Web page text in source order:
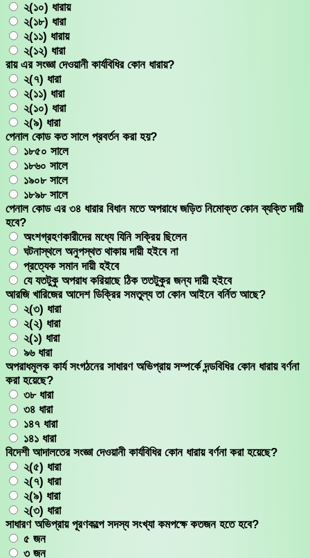
২(১০) ধারায়
২(১৮) ধারা
২(১১) ধারায়
২(১২) ধারা
রায় এর সংজ্ঞা দেওয়ানী কার্যবিধির কোন ধারায়?
২(৭) ধারা
২(১১) ধারা
২(১০) ধারা
২(৯) ধারা
পেনাল কোড কত সালে প্রবর্তন করা হয়?
১৮৫০ সালে
১৮৬০ সালে
১৯০৮ সালে
১৮৯৮ সালে
পেনাল কোড এর ৩৪ ধারার বিধান মতে অপরাধে জড়িত নিমোক্ত কোন ব্যক্তি দায়ী
হবে?
অংশগ্রহণকারীদের মধ্যে যিনি সক্রিয় ছিলেন
ঘটনাস্থলে অনুপস্থত থাকায় দায়ী হইবে না
প্রত্যেক সমান দায়ী হইবে
যে যতটুকু অপরাধ করিয়াছে ঠিক ততটুকুর জন্য দায়ী হইবে
আরজি খারিজের আদেশ ডিক্রির সমতুল্য তা কোন আইনে বর্নিত আছে?
২(৩) ধারা
২(২) ধারা
২(১) ধারা
৯৬ ধারা
অপরাধমূলক কার্য সংগঠনের সাধারণ অভিপ্রায় সম্পর্কে দন্ডবিধির কোন ধারায় বর্ণনা
করা হয়েছে?
৩৮ ধারা
৩৪ ধারা
১৪৭ ধারা
১৪১ ধারা
বিদেশী আদালতের সংজ্ঞা দেওয়ানী কার্যবিধির কোন ধারায় বর্ণনা করা হয়েছে?
২(৫) ধারা
২(৭) ধারা
২(৯) ধারা
২(৩) ধারা
সাধারণ অভিপ্রায় পূরণকল্পে সদস্য সংখ্যা কমপক্ষে কতজন হতে হবে?
৫ জন
৩ জন